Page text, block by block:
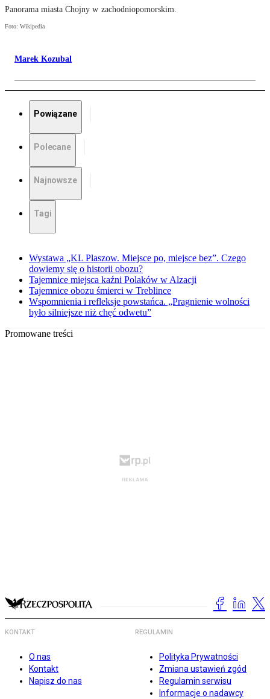
Panorama miasta Chojny w zachodniopomorskim.
Foto: Wikipedia
Marek Kozubal
Powiązane
Polecane
Najnowsze
Tagi
Wystawa „KL Plaszow. Miejsce po, miejsce bez”. Czego
dowiemy się o historii obozu?
Tajemnice miejsca kaźni Polaków w Alzacji
Tajemnice obozu śmierci w Treblince
Wspomnienia i refleksje powstańca. „Pragnienie wolności
było silniejsze niż chęć odwetu”
Promowane treści
KONTAKT
O nas
Kontakt
Napisz do nas
REGULAMIN
Polityka Prywatności
Zmiana ustawień zgód
Regulamin serwisu
Informacje o nadawcy